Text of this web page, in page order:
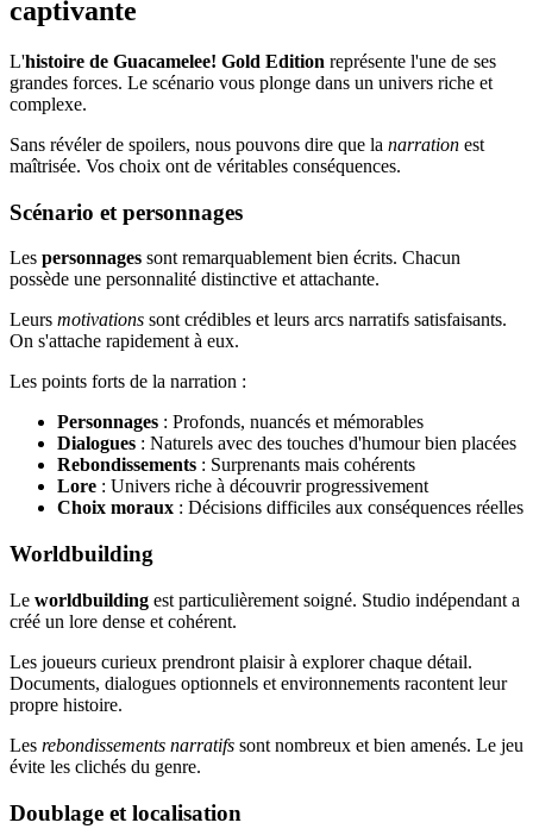
captivante
L'histoire de Guacamelee! Gold Edition représente l'une de ses
grandes forces. Le scénario vous plonge dans un univers riche et
complexe.
Sans révéler de spoilers, nous pouvons dire que la narration est
maîtrisée. Vos choix ont de véritables conséquences.
Scénario et personnages
Les personnages sont remarquablement bien écrits. Chacun
possède une personnalité distinctive et attachante.
Leurs motivations sont crédibles et leurs arcs narratifs satisfaisants.
On s'attache rapidement à eux.
Les points forts de la narration :
Personnages : Profonds, nuancés et mémorables
Dialogues : Naturels avec des touches d'humour bien placées
Rebondissements : Surprenants mais cohérents
Lore : Univers riche à découvrir progressivement
Choix moraux : Décisions difficiles aux conséquences réelles
Worldbuilding
Le worldbuilding est particulièrement soigné. Studio indépendant a
créé un lore dense et cohérent.
Les joueurs curieux prendront plaisir à explorer chaque détail.
Documents, dialogues optionnels et environnements racontent leur
propre histoire.
Les rebondissements narratifs sont nombreux et bien amenés. Le jeu
évite les clichés du genre.
Doublage et localisation